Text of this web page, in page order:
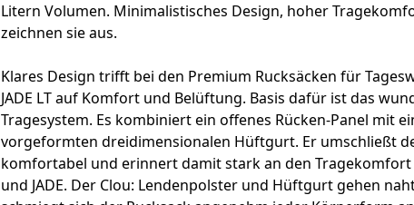
Litern Volumen. Minimalistisches Design, hoher
zeichnen sie aus.
Klares Design trifft bei den Premium Rucksäcken für
JADE LT auf Komfort und Belüftung. Basis dafür ist das
Tragesystem. Es kombiniert ein offenes Rücken-Panel mit
vorgeformten dreidimensionalen Hüftgurt. Er umschließt
komfortabel und erinnert damit stark an den Tragekomfort
und JADE. Der Clou: Lendenpolster und Hüftgurt gehen